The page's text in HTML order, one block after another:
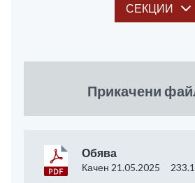
СЕКЦИИ
Прикачени
Обява
Качен 21.05.2025